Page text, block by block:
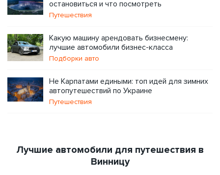
остановиться и что посмотреть
Путешествия
Какую машину арендовать бизнесмену:
лучшие автомобили бизнес-класса
Подборки авто
Не Карпатами едиными: топ идей для зимних
автопутешествий по Украине
Путешествия
Лучшие автомобили для путешествия в
Винницу